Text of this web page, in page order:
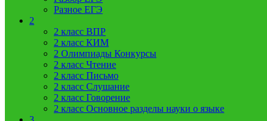
Разное ЕГЭ
2
2 класс ВПР
2 класс КИМ
2 Олимпиады Конкурсы
2 класс Чтение
2 класс Письмо
2 класс Слушание
2 класс Говорение
2 класс Основное разделы науки о языке